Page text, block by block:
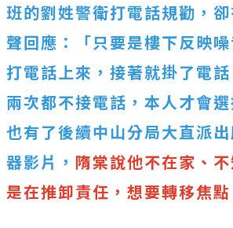
班的劉姓警衛打電話規勸，
聲回應：「只要是樓下反映
打電話上來，接著就掛了電
兩次都不接電話，本人才會選
也有了後續中山分局大直派
器影片， 隋棠說他不在家、
是在推卸責任，想要轉移焦點